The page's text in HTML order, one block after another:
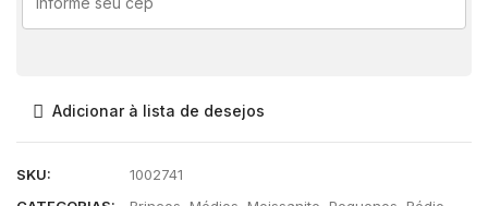
Adicionar à lista de desejos
SKU:
1002741